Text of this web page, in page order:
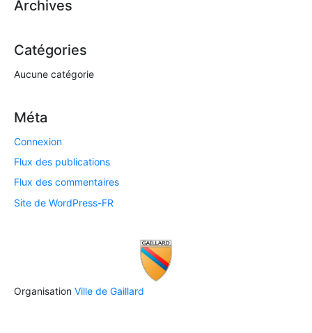
Archives
Catégories
Aucune catégorie
Méta
Connexion
Flux des publications
Flux des commentaires
Site de WordPress-FR
Organisation Ville de Gaillard